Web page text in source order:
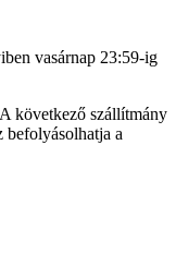
vasárnap 23:59-ig
következő szállítmány
befolyásolhatja a